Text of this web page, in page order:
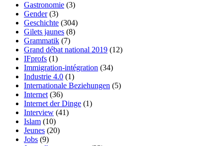
Gastronomie (3)
Gender(3)
Geschichte (304)
Gilets jaunes (8)
Grammatik (7)
Grand débat national 2019 (12)
IFprofs (1)
Immigration-intégration (34)
Industrie 4.0 (1)
Internationale Beziehungen (5)
Internet (36)
Internet der Dinge (1)
Interview (41)
Islam (10)
Jeunes (20)
Jobs (9)